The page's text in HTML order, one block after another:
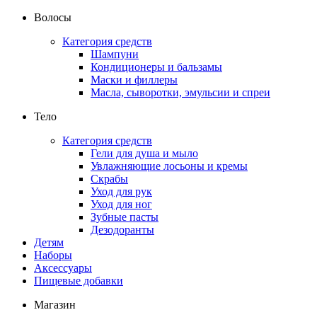
Волосы
Категория средств
Шампуни
Кондиционеры и бальзамы
Маски и филлеры
Масла, сыворотки, эмульсии и спреи
Тело
Категория средств
Гели для душа и мыло
Увлажняющие лосьоны и кремы
Скрабы
Уход для рук
Уход для ног
Зубные пасты
Дезодоранты
Детям
Наборы
Аксессуары
Пищевые добавки
Магазин